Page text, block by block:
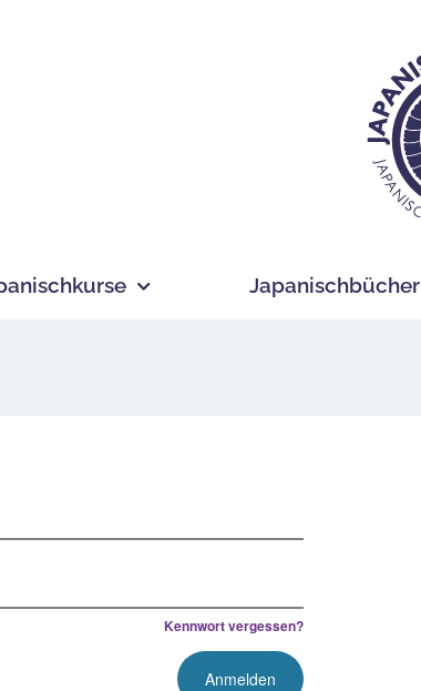
Japanischbücher
Kennwort vergessen?